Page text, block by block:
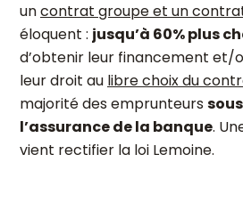
uncontrat groupe et un
éloquent : jusqu’à 60% plus
d’obtenir leur financement et/
leur droit au libre choix du
majorité des emprunteurs
l’assurance de la banque.
vient rectifier la loi Lemoine.